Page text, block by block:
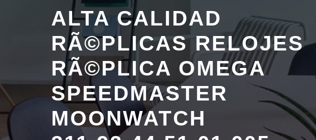
ALTA CALIDAD
RÃ©PLICAS RELOJES
RÃ©PLICA OMEGA
SPEEDMASTER
MOONWATCH